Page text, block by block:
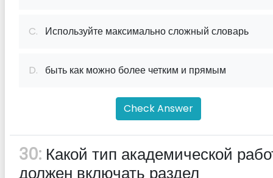
C. Используйте максимально сложный словарь
D. быть как можно более четким и прямым
Check Answer
30: Какой тип академической
должен включать раздел